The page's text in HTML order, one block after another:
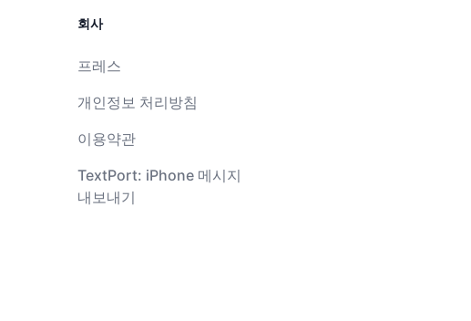
회사
프레스
개인정보 처리방침
이용약관
TextPort: iPhone 메시지
내보내기